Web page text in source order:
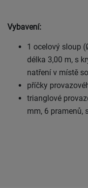
Vybavení:
1 ocelový sloup
délka 3,00 m, s
natření v místě
příčky
trianglové
mm, 6 pramenů,